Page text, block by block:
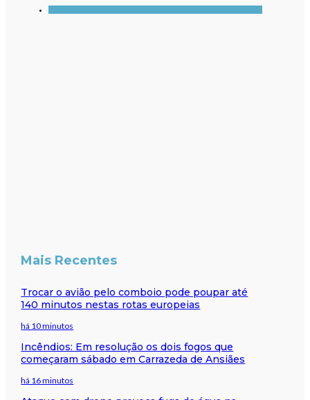
Mais Recentes
Trocar o avião pelo comboio pode poupar até
140 minutos nestas rotas europeias
há 10 minutos
Incêndios: Em resolução os dois fogos que
começaram sábado em Carrazeda de Ansiães
há 16 minutos